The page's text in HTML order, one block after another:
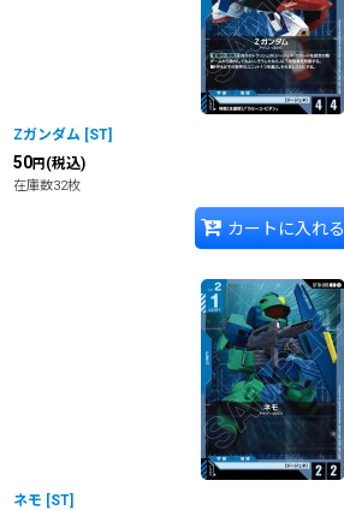
Ζガンダム [ST]
50円 (税込)
在庫数32枚
カートに入れる
ネモ [ST]